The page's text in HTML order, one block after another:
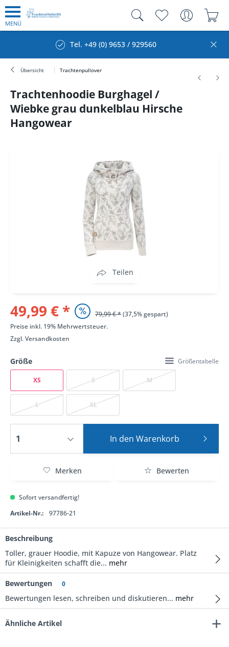
MENÜ
Tel. +49 (0) 9653 / 929560
Übersicht Trachtenpullover
Trachtenhoodie Burghagel /
Wiebke grau dunkelblau Hirsche
Hangowear
Teilen
49,99 € * 79,99 € *(37,5% gespart)
Preise inkl. 19% Mehrwertsteuer.
Zzgl.Versandkosten
Größe Größentabelle
XS S M
L XL
In den Warenkorb
Merken Bewerten
Sofort versandfertig!
Artikel-Nr.:
97786-21
Beschreibung
Toller, grauer Hoodie, mit Kapuze von Hangowear. Platz
für Kleinigkeiten schafft die... mehr
Bewertungen 0
Bewertungen lesen, schreiben und diskutieren... mehr
Ähnliche Artikel